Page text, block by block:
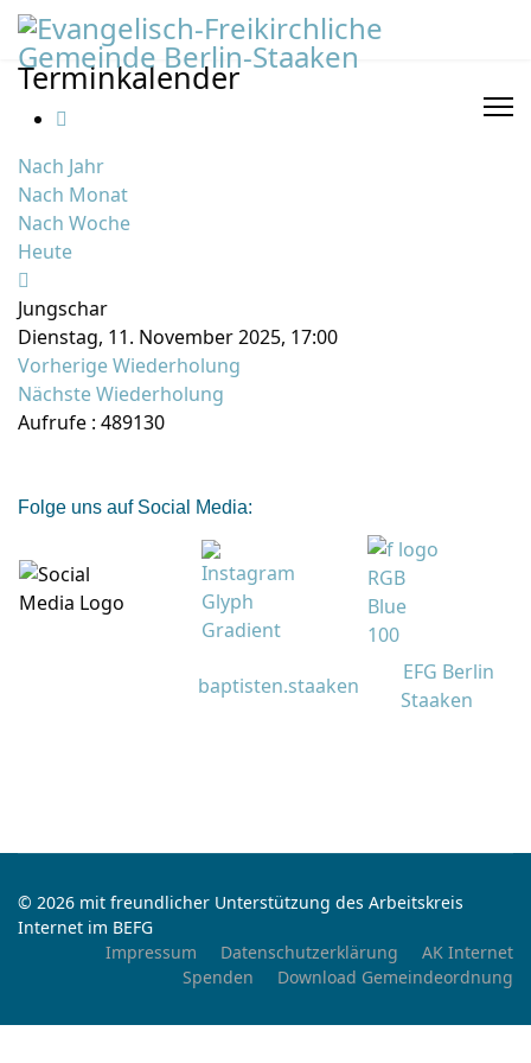
Terminkalender
Nach Jahr
Nach Monat
Nach Woche
Heute
Jungschar
Dienstag, 11. November 2025, 17:00
Vorherige Wiederholung
Nächste Wiederholung
Aufrufe : 489130
Folge uns auf Social Media:
baptisten.staaken
EFG Berlin
Staaken
© 2026 mit freundlicher Unterstützung des Arbeitskreis
Internet im BEFG
Impressum
Datenschutzerklärung
AK Internet
Spenden
Download Gemeindeordnung